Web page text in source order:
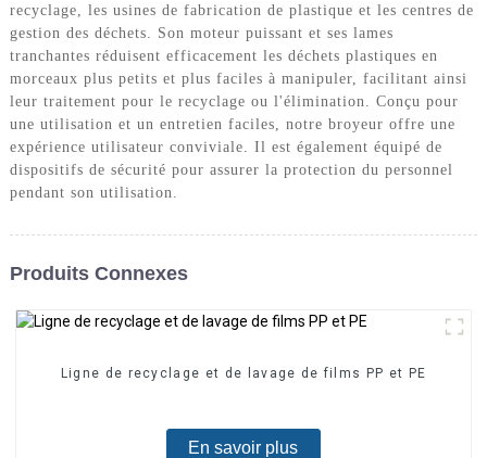
recyclage, les usines de fabrication de plastique et les centres de
gestion des déchets. Son moteur puissant et ses lames
tranchantes réduisent efficacement les déchets plastiques en
morceaux plus petits et plus faciles à manipuler, facilitant ainsi
leur traitement pour le recyclage ou l'élimination. Conçu pour
une utilisation et un entretien faciles, notre broyeur offre une
expérience utilisateur conviviale. Il est également équipé de
dispositifs de sécurité pour assurer la protection du personnel
pendant son utilisation.
Produits Connexes
Ligne de recyclage et de lavage de films PP et PE
En savoir plus